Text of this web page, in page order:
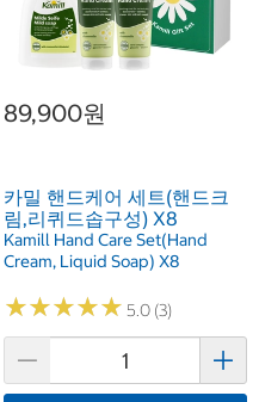
89,900원
카밀 핸드케어 세트(핸드크
림,리퀴드솝구성) X8
Kamill Hand Care Set(Hand
Cream, Liquid Soap) X8
★★★★★
★★★★★ 5.0 (3)